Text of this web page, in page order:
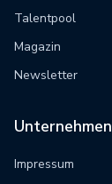
Talentpool
Magazin
Newsletter
Unternehmen
Impressum